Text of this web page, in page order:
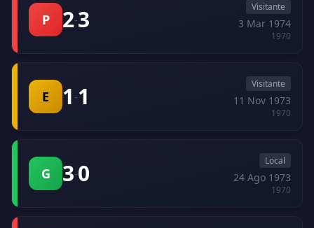
P 2-3 Visitante
3 Mar 1974
1970
E 1 -1 Visitante
11 Nov 1973
1970
G 3-0 Local
24 Ago 1973
1970